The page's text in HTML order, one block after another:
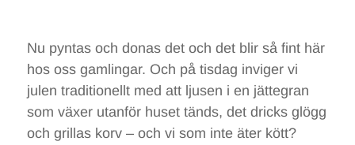
Nu pyntas och donas det och det blir så fint här
hos oss gamlingar. Och på tisdag inviger vi
julen traditionellt med att ljusen i en jättegran
som växer utanför huset tänds, det dricks glögg
och grillas korv – och vi som inte äter kött?